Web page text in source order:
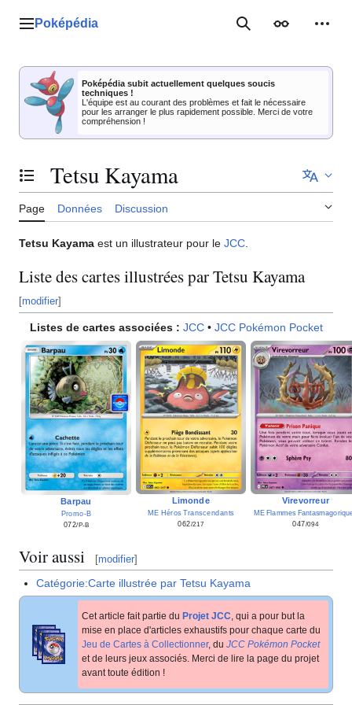
Menu principal
Poképédia RechercherApparence
Poképédia subit actuellement quelques soucis
techniques !
L'équipe est au courant des problèmes et fait le nécessaire
pour les arranger le plus rapidement possible. Merci de votre
compréhension !
Basculer la table des matières
Tetsu Kayama
Page Données Discussion
Tetsu Kayama est un illustrateur pour le JCC
Liste des cartes illustrées par Tetsu Kayama
[modifier]
Listes de cartes associées : JCC• JCC Pokémon Pocket
Barpau
Promo-B
072/P-B
Limonde
ME Héros Transcendants
062/217
Virevorreur
ME Flammes
047/094
Voir aussi [modifier]
Catégorie:Carte illustrée par Tetsu Kayama
Cet article fait partie du Projet JCC, qui a pour but la
mise en place d'articles exhaustifs pour chaque carte du
Jeu de Cartes à Collectionner, du JCC Pokémon Pocket
et de leurs jeux associés. Merci de lire la page du projet
avant toute édition !